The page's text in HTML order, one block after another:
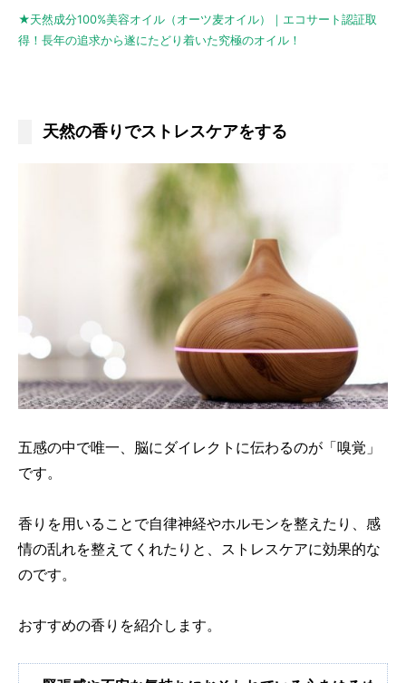
★天然成分100%美容オイル（オーツ麦オイル）｜エコサート認証取
得！長年の追求から遂にたどり着いた究極のオイル！
天然の香りでストレスケアをする
五感の中で唯一、脳にダイレクトに伝わるのが「嗅覚」
です。
香りを用いることで自律神経やホルモンを整えたり、感
情の乱れを整えてくれたりと、ストレスケアに効果的な
のです。
おすすめの香りを紹介します。